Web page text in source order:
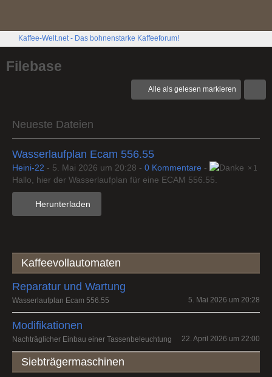
Kaffee-Welt.net - Das bohnenstarke Kaffeeforum!
Filebase
Alle als gelesen markieren
Neueste Dateien
Wasserlaufplan Ecam 556.55
Heini-22 - 5. Mai 2026 um 20:28 - 0 Kommentare - 1
Hallo, hier der Wasserlaufplan für eine ECAM 556.55.
Herunterladen
Kaffeevollautomaten
Reparatur und Wartung
Wasserlaufplan Ecam 556.55 5. Mai 2026 um 20:28
Modifikationen
Nachträglicher Einbau einer Tassenbeleuchtung 22. April 2026 um 22:00
Siebträgermaschinen